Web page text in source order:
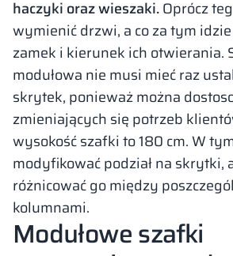
haczyki oraz wieszaki.Oprócz
wymienić drzwi, a co za tym
zamek i kierunek ich otwierania.
modułowa nie musi mieć raz
skrytek, ponieważ można
zmieniających się potrzeb
wysokość szafki to 180 cm. W
modyfikować podział na skrytki,
różnicować go między
kolumnami.
Modułowe szafki